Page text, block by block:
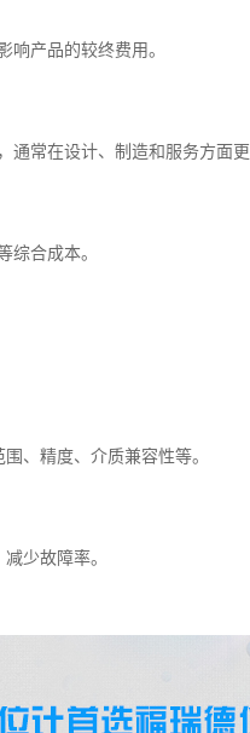
响产品的较终费用。
常在设计、制造和服务方面
综合成本。
、精度、介质兼容性等。
少故障率。